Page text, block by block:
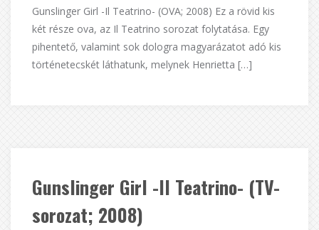
Gunslinger Girl -Il Teatrino- (OVA; 2008) Ez a rövid kis
két része ova, az Il Teatrino sorozat folytatása. Egy
pihentető, valamint sok dologra magyarázatot adó kis
történetecskét láthatunk, melynek Henrietta […]
Gunslinger Girl -Il Teatrino- (TV-
sorozat; 2008)